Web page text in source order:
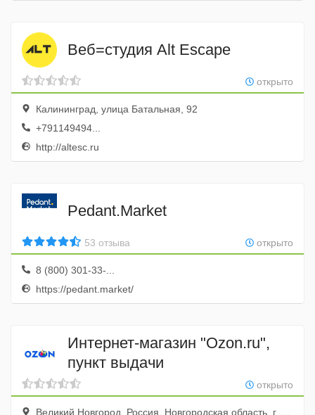
Веб=студия Alt Escape
открыто
Калининград, улица Батальная, 92
+791149494...
http://altesc.ru
Pedant.Market
открыто
53 отзыва
8 (800) 301-33-...
https://pedant.market/
Интернет-магазин "Ozon.ru",
пункт выдачи
открыто
Великий Новгород, Россия, Новгородская область, г. Великий Новгород, ул. Большая Московская, д. 64